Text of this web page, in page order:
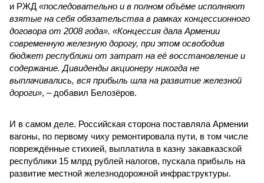
и РЖД «последовательно и в полном объёме исполняют
взятые на себя обязательства в рамках концессионного
договора от 2008 года». «Концессия дала Армении
современную железную дорогу, при этом освободив
бюджет республики от затрат на её восстановление и
содержание. Дивиденды акционеру никогда не
выплачивались, вся прибыль шла на развитие железной
дороги», – добавил Белозёров.
И в самом деле. Российская сторона поставляла Армении
вагоны, по первому чиху ремонтировала пути, в том числе
повреждённые стихией, выплатила в казну закавказской
республики 15 млрд рублей налогов, пускала прибыль на
развитие местной железнодорожной инфраструктуры.